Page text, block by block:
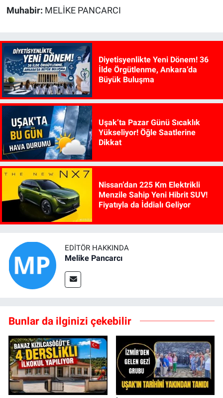
Muhabir: MELİKE PANCARCI
Diyetisyenlikte Yeni Dönem! 36
İlde Örgütlenme, Ankara’da
Büyük Buluşma
Uşak’ta Pazar Günü Sıcaklık
Yükseliyor! Öğle Saatlerine
Dikkat
Nissan’dan 225 Km Elektrikli
Menzile Sahip Yeni Hibrit SUV!
Fiyatıyla da İddialı Geliyor
EDITÖR HAKKINDA
Melike Pancarcı
Bunlar da ilginizi çekebilir